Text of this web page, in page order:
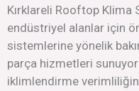
Kırklareli Rooftop Klima
endüstriyel alanlar için
sistemlerine yönelik
parça hizmetleri
iklimlendirme